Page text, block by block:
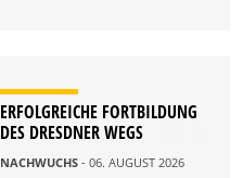
ERFOLGREICHE FORTBILDUNG
DES DRESDNER WEGS
NACHWUCHS - 06. AUGUST 2026